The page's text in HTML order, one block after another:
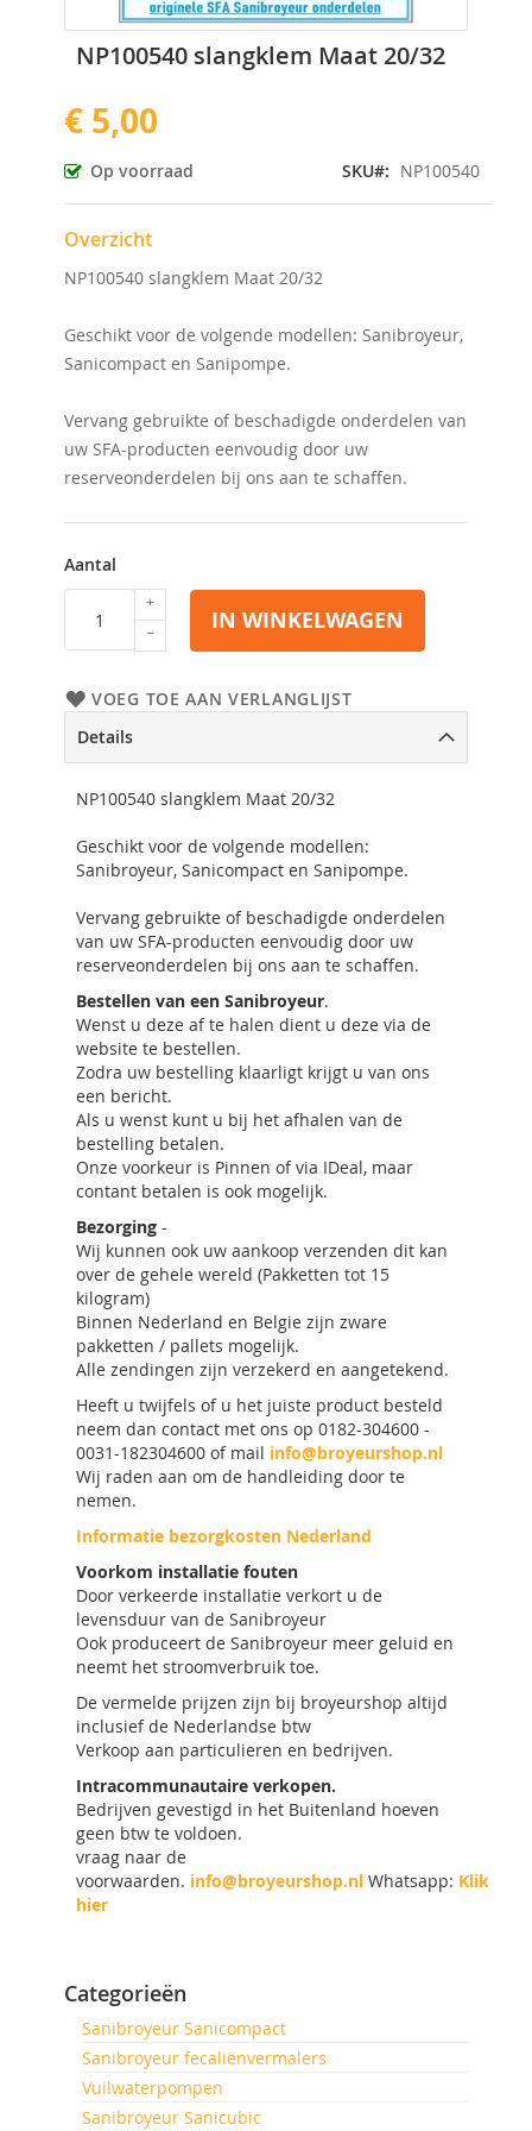
NP100540 slangklem Maat 20/32
€ 5,00
Op voorraad SKU NP100540
Overzicht
NP100540 slangklem Maat 20/32
Geschikt voor de volgende modellen: Sanibroyeur,
Sanicompact en Sanipompe.
Vervang gebruikte of beschadigde onderdelen van
uw SFA-producten eenvoudig door uw
reserveonderdelen bij ons aan te schaffen.
Aantal
IN WINKELWAGEN
VOEG TOE AAN VERLANGLIJST
naar
begin
van
de
afbeeldingen-
gallerij
Details
NP100540 slangklem Maat 20/32
Geschikt voor de volgende modellen:
Sanibroyeur, Sanicompact en Sanipompe.
Vervang gebruikte of beschadigde onderdelen
van uw SFA-producten eenvoudig door uw
reserveonderdelen bij ons aan te schaffen.
Bestellen van een Sanibroyeur.
Wenst u deze af te halen dient u deze via de
website te bestellen.
Zodra uw bestelling klaarligt krijgt u van ons
een bericht.
Als u wenst kunt u bij het afhalen van de
bestelling betalen.
Onze voorkeur is Pinnen of via IDeal, maar
contant betalen is ook mogelijk.
Bezorging -
Wij kunnen ook uw aankoop verzenden dit kan
over de gehele wereld (Pakketten tot 15
kilogram)
Binnen Nederland en Belgie zijn zware
pakketten / pallets mogelijk.
Alle zendingen zijn verzekerd en aangetekend.
Heeft u twijfels of u het juiste product besteld
neem dan contact met ons op 0182-304600 -
0031-182304600 of mail info@broyeurshop.nl
Wij raden aan om de handleiding door te
nemen.
Informatie bezorgkosten Nederland
Voorkom installatie fouten
Door verkeerde installatie verkort u de
levensduur van de Sanibroyeur
Ook produceert de Sanibroyeur meer geluid en
neemt het stroomverbruik toe.
De vermelde prijzen zijn bij broyeurshop altijd
inclusief de Nederlandse btw
Verkoop aan particulieren en bedrijven.
Intracommunautaire verkopen.
Bedrijven gevestigd in het Buitenland hoeven
geen btw te voldoen.
vraag naar de
voorwaarden. info@broyeurshop.nl Whatsapp: Klik
hier
Categorieën
Sanibroyeur Sanicompact
Sanibroyeur fecaliënvermalers
Vuilwaterpompen
Sanibroyeur Sanicubic